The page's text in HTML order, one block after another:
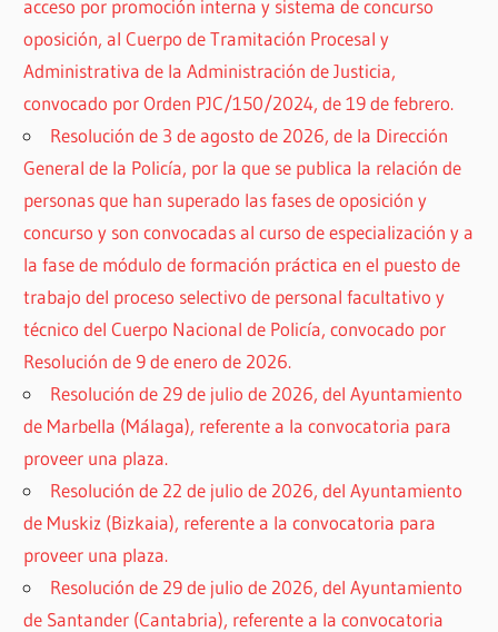
acceso por promoción interna y sistema de concurso
oposición, al Cuerpo de Tramitación Procesal y
Administrativa de la Administración de Justicia,
convocado por Orden PJC/150/2024, de 19 de febrero.
Resolución de 3 de agosto de 2026, de la Dirección
General de la Policía, por la que se publica la relación de
personas que han superado las fases de oposición y
concurso y son convocadas al curso de especialización y a
la fase de módulo de formación práctica en el puesto de
trabajo del proceso selectivo de personal facultativo y
técnico del Cuerpo Nacional de Policía, convocado por
Resolución de 9 de enero de 2026.
Resolución de 29 de julio de 2026, del Ayuntamiento
de Marbella (Málaga), referente a la convocatoria para
proveer una plaza.
Resolución de 22 de julio de 2026, del Ayuntamiento
de Muskiz (Bizkaia), referente a la convocatoria para
proveer una plaza.
Resolución de 29 de julio de 2026, del Ayuntamiento
de Santander (Cantabria), referente a la convocatoria